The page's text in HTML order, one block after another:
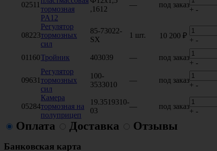
02511
тормозная
PA12
,1612
— под заказ
+ -
08223
Регулятор
тормозных
сил
85-73022-
SX
1 шт. 10 200 ₽
+ -
01160Тройник 403039 — под заказ
+ -
09631
Регулятор
тормозных
сил
100-
3533010
— под заказ
+ -
05284
Камера
тормозная на
полуприцеп
19.3519310-
03
— под заказ
+ -
Оплата Доставка Отзывы
Банковская карта